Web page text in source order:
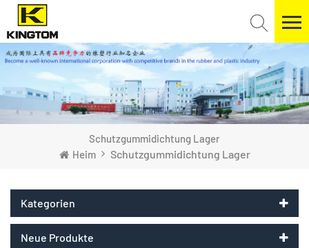
Schutzgummidichtung Lager
Heim
Schutzgummidichtung Lager
Kategorien
Neue Produkte